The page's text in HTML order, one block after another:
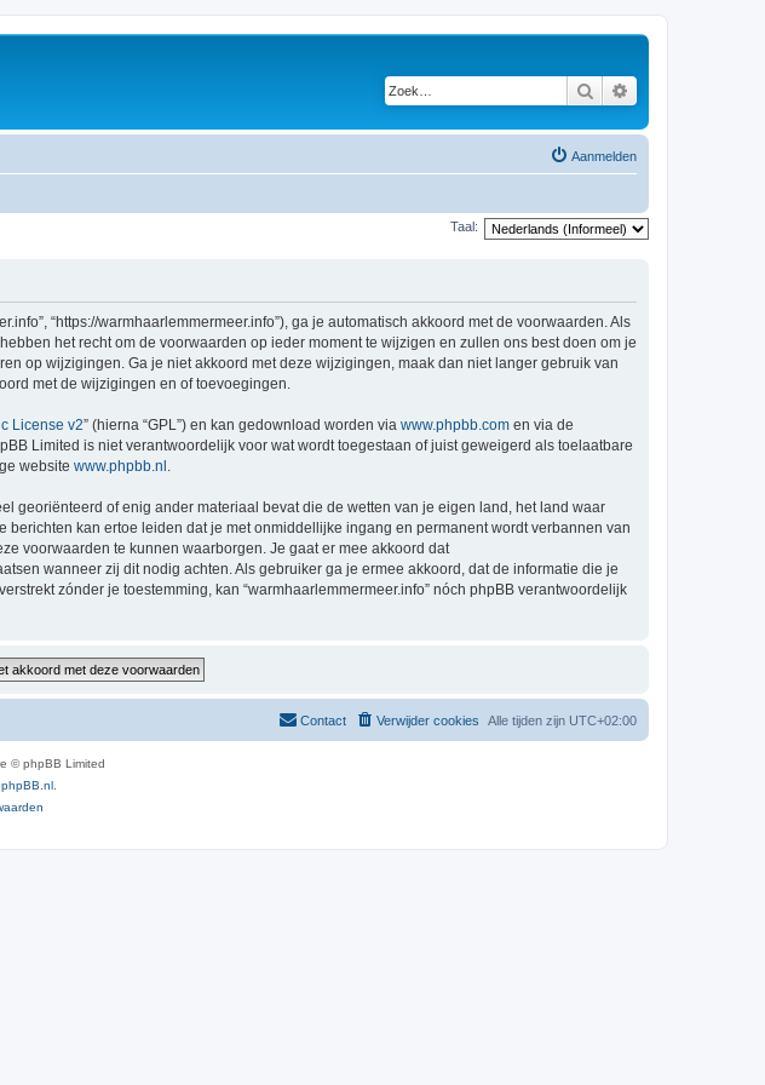
Zoek
Aanmelden
Taal:
“https://warmhaarlemmermeer.info”), ga je automatisch akkoord met de voorwaarden. Als
het recht om de voorwaarden op ieder moment te wijzigen en zullen ons best doen om je
op wijzigingen. Ga je niet akkoord met deze wijzigingen, maak dan niet langer gebruik van
met de wijzigingen en of toevoegingen.
License v2” (hierna “GPL”) en kan gedownload worden via www.phpbb.com en via de
Limited is niet verantwoordelijk voor wat wordt toegestaan of juist geweigerd als toelaatbare
website www.phpbb.nl .
georiënteerd of enig ander materiaal bevat die de wetten van je eigen land, het land waar
kan ertoe leiden dat je met onmiddellijke ingang en permanent wordt verbannen van
voorwaarden te kunnen waarborgen. Je gaat er mee akkoord dat
wanneer zij dit nodig achten. Als gebruiker ga je ermee akkoord, dat de informatie die je
zónder je toestemming, kan “warmhaarlemmermeer.info” nóch phpBB verantwoordelijk
Alle tijden zijn UTC+02:00
Verwijder cookies
Contact
© phpBB Limited
phpBB.nl